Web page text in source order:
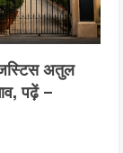
जस्टिस अतुल
पढ़ें –